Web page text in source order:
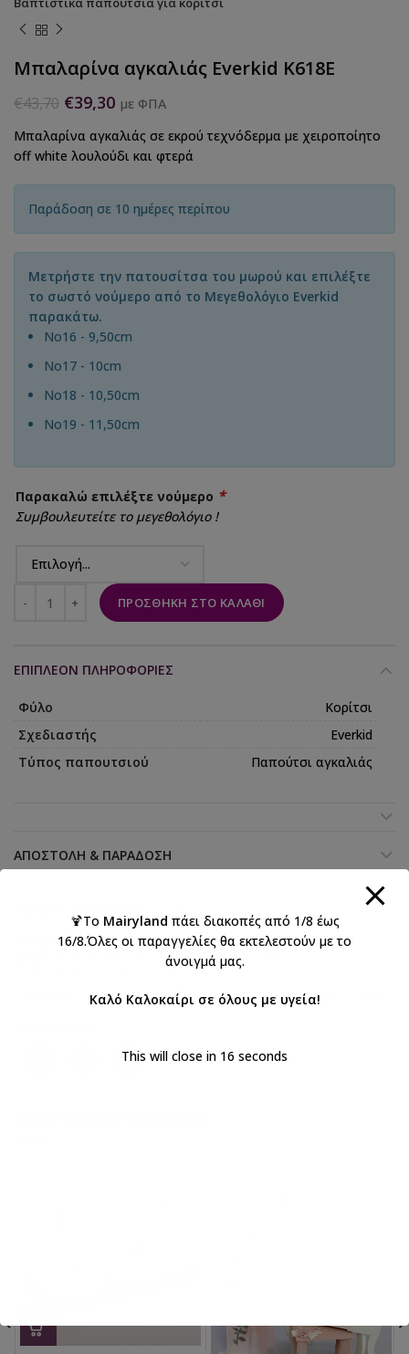
Μπαλαρίνα αγκαλιάς Everkid K618E
€43,70 €39,30 με ΦΠΑ
Μπαλαρίνα αγκαλιάς σε εκρού τεχνόδερμα με χειροποίητο
off white λουλούδι και φτερά
Παράδοση σε 10 ημέρες περίπου
Μετρήστε την πατουσίτσα του μωρού και επιλέξτε
το σωστό νούμερο από το Μεγεθολόγιο Everkid
παρακάτω.
Νο16 - 9,50cm
Νο17 - 10cm
No18 - 10,50cm
No19 - 11,50cm
Παρακαλώ επιλέξτε νούμερο *
Συμβουλευτείτε το μεγεθολόγιο !
ΠΡΟΣΘΉΚΗ ΣΤΟ ΚΑΛΆΘΙ
ΕΠΙΠΛΈΟΝ ΠΛΗΡΟΦΟΡΊΕΣ
Φύλο
Κορίτσι
Σχεδιαστής
Everkid
Τύπος παπουτσιού
Παπούτσι αγκαλιάς
ΑΠΟΣΤΟΛΉ & ΠΑΡΆΔΟΣΗ
Κατηγορίες:Everkid 2026 Κορίτσι, Βάπτιση κορίτσι,
Βαπτιστικά παπούτσια για κορίτσι
Παπούτσια αγκαλιάς αγορια Everkid
βάπτιση , κορίτσι , μπαλαρίνα παπουτσια αγκαλιάς
🍹Το Mairyland πάει διακοπές από 1/8 έως
16/8.Όλες οι παραγγελίες θα εκτελεστούν με το
άνοιγμά μας.
Καλό Καλοκαίρι σε όλους με υγεία!
This will close in 16 seconds